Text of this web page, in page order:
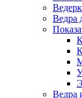
Ведра
Ведра